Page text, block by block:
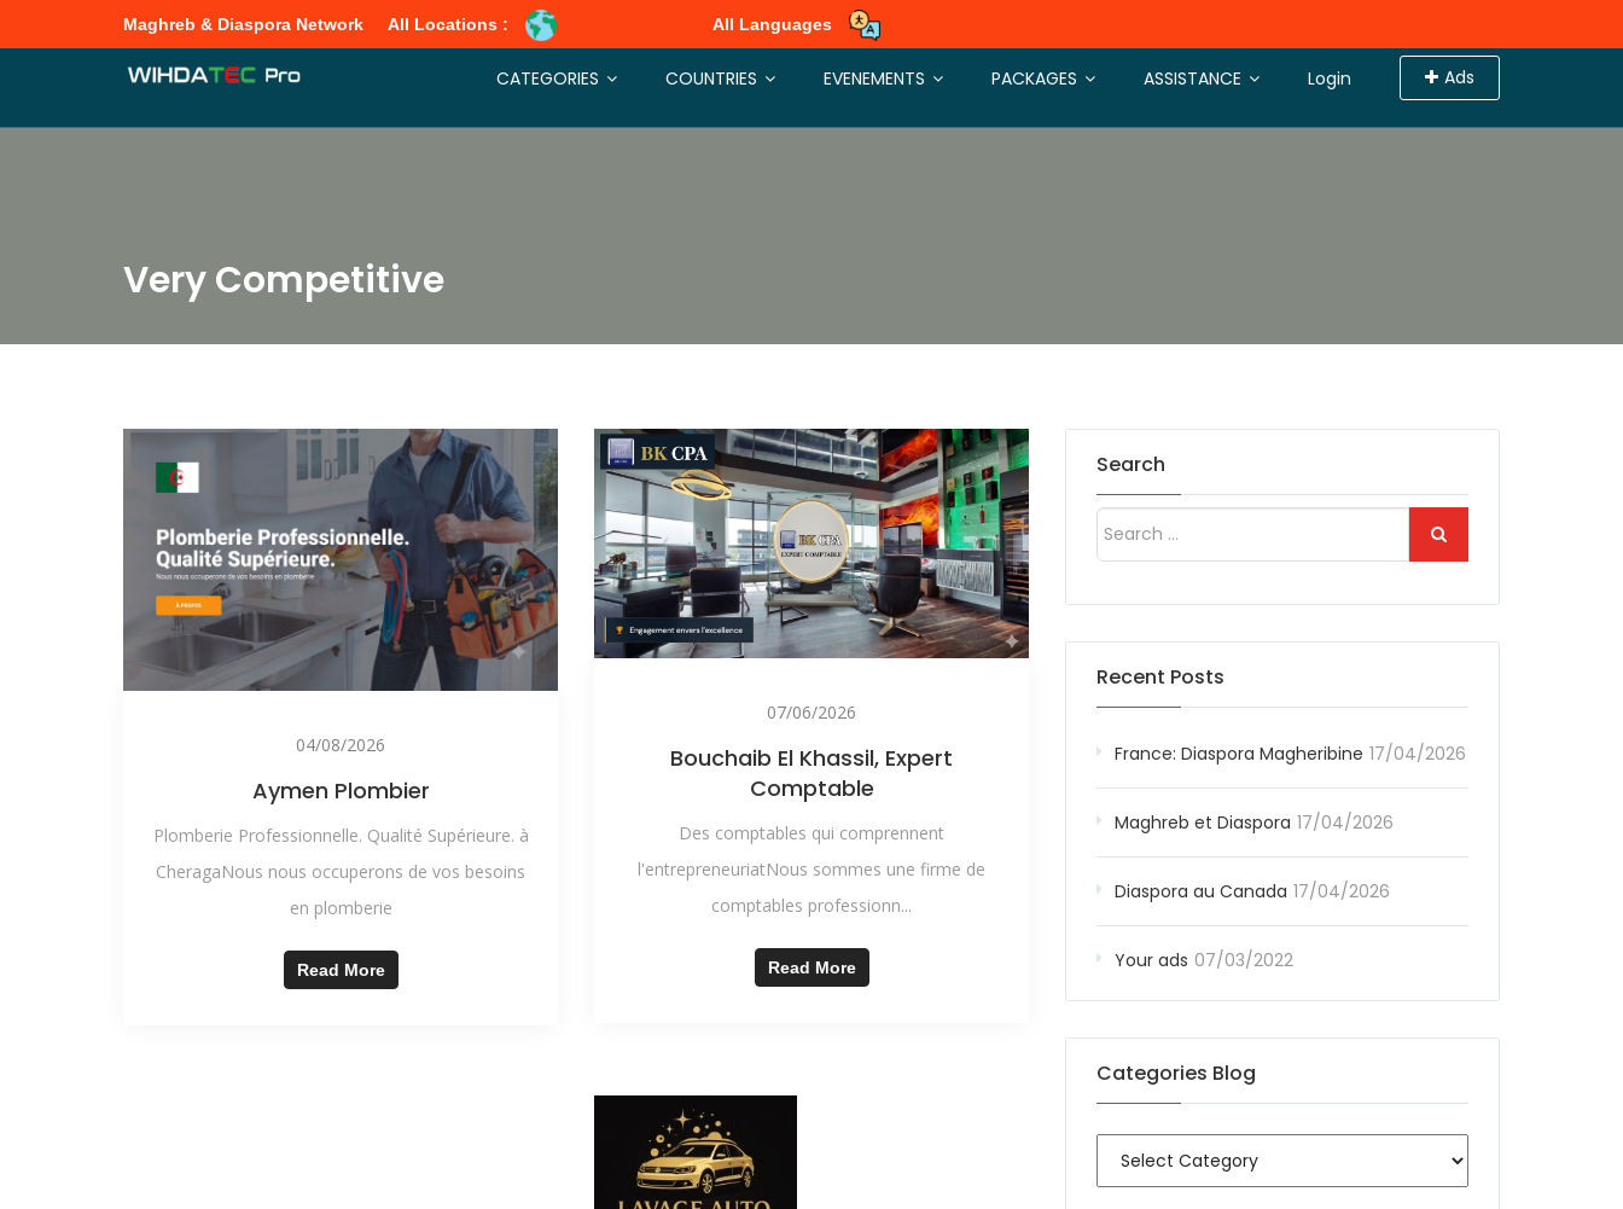
Maghreb & Diaspora Network All Locations : All Languages
Login Ads
CATEGORIES COUNTRIES EVENEMENTS PACKAGES ASSISTANCE
Very Competitive
04/08/2026
Aymen Plombier
Plomberie Professionnelle. Qualité Supérieure. à
CheragaNous nous occuperons de vos besoins
en plomberie
Read More
07/06/2026
Bouchaib El Khassil, Expert
Comptable
Des comptables qui comprennent
l'entrepreneuriatNous sommes une firme de
comptables professionn...
Read More
Search
Recent Posts
France: Diaspora Magheribine 17/04/2026
Maghreb et Diaspora 17/04/2026
Diaspora au Canada 17/04/2026
Your ads 07/03/2022
Categories Blog